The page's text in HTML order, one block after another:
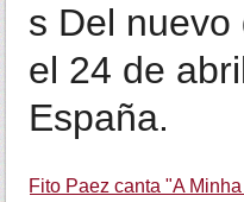
s Del
el 24 de
España.
Fito Paez canta "A